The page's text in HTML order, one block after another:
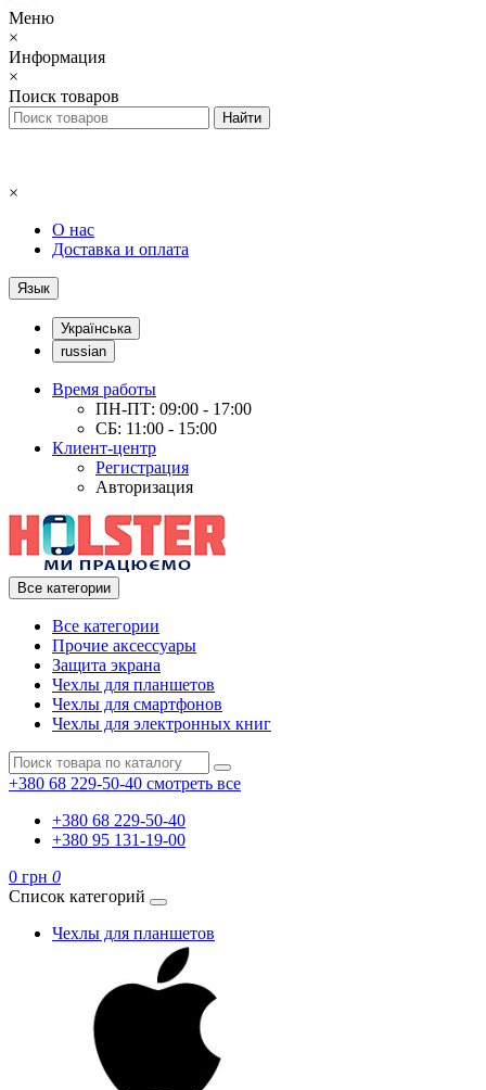
Меню
×
Информация
×
Поиск товаров
×
О нас
Доставка и оплата
Язык
Українська
russian
Время работы
ПН-ПТ: 09:00 - 17:00
СБ: 11:00 - 15:00
Клиент-центр
Регистрация
Авторизация
Все категории
Все категории
Прочие аксессуары
Защита экрана
Чехлы для планшетов
Чехлы для смартфонов
Чехлы для электронных книг
+380 68 229-50-40 смотреть все
+380 68 229-50-40
+380 95 131-19-00
0 грн 0
Список категорий
Чехлы для планшетов